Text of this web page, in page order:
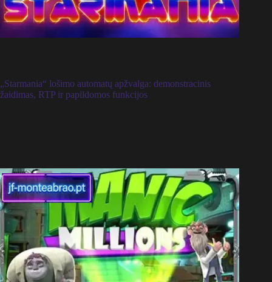
„Starmania“ lošimo automatų apžvalga: demonstracinis
žaidimas, RTP ir papildomos funkcijos